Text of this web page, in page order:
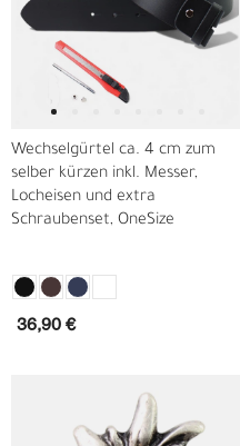
Wechselgürtel ca. 4 cm zum
selber kürzen inkl. Messer,
Locheisen und extra
Schraubenset, OneSize
36,90 €